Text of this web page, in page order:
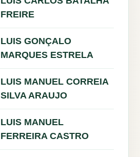
FREIRE
LUIS GONÇALO
MARQUES ESTRELA
LUIS MANUEL CORREIA
SILVA ARAUJO
LUIS MANUEL
FERREIRA CASTRO